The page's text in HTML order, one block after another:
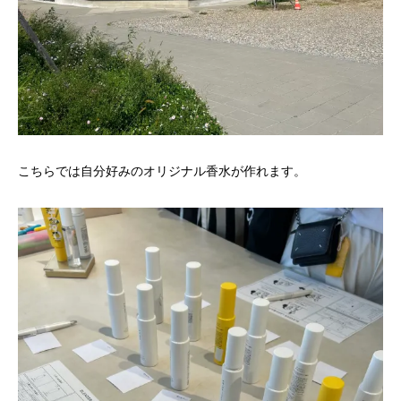
こちらでは自分好みのオリジナル香水が作れます。